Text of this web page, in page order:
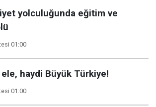
yolculuğunda eğitim ve
01:00
haydi Büyük Türkiye!
01:00